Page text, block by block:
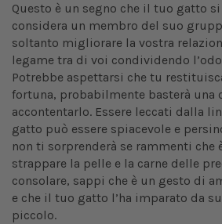
Questo è un segno che il tuo gatto
considera un membro del suo
soltanto migliorare la vostra
legame tra di voi condividendo
Potrebbe aspettarsi che tu
fortuna, probabilmente basterà una
accontentarlo. Essere leccati dalla
gatto può essere spiacevole e
non ti sorprenderà se rammenti che
strappare la pelle e la carne delle
consolare, sappi che è un gesto di
e che il tuo gatto l’ha imparato da
piccolo.